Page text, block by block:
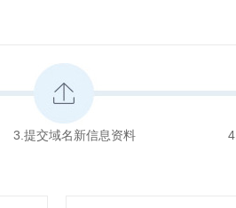
3.提交域名新信息资料